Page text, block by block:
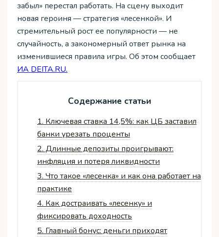
забыл» перестал работать. На сцену выходит
новая героиня — стратегия «лесенкой». И
стремительный рост ее популярности — не
случайность, а закономерный ответ рынка на
изменившиеся правила игры. Об этом сообщает
ИА DEITA.RU.
Содержание статьи
1. Ключевая ставка 14,5%: как ЦБ заставил
банки урезать проценты
2. Длинные депозиты проигрывают:
инфляция и потеря ликвидности
3. Что такое «лесенка» и как она работает на
практике
4. Как достраивать «лесенку» и
фиксировать доходность
5. Главный бонус: деньги приходят